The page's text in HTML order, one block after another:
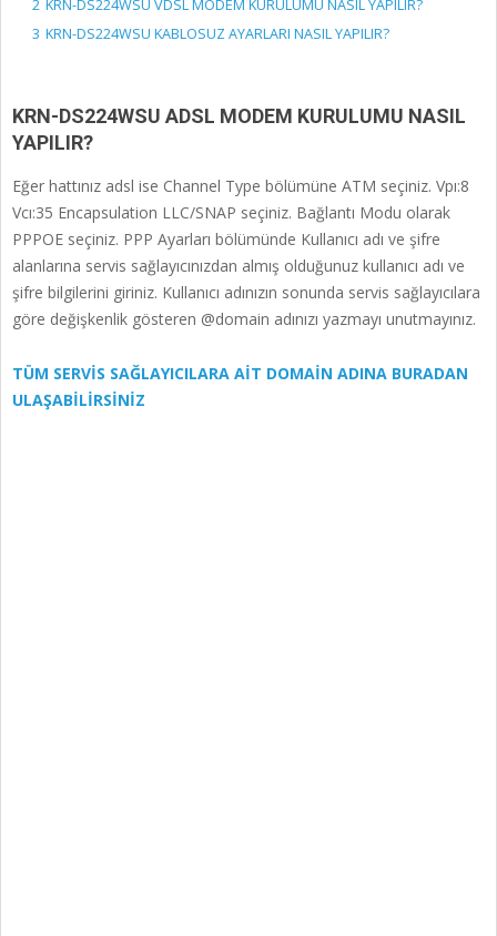
2 KRN-DS224WSU VDSL MODEM KURULUMU NASIL YAPILIR?
3 KRN-DS224WSU KABLOSUZ AYARLARI NASIL YAPILIR?
KRN-DS224WSU ADSL MODEM KURULUMU NASIL
YAPILIR?
Eğer hattınız adsl ise Channel Type bölümüne ATM seçiniz. Vpı:8
Vcı:35 Encapsulation LLC/SNAP seçiniz. Bağlantı Modu olarak
PPPOE seçiniz. PPP Ayarları bölümünde Kullanıcı adı ve şifre
alanlarına servis sağlayıcınızdan almış olduğunuz kullanıcı adı ve
şifre bilgilerini giriniz. Kullanıcı adınızın sonunda servis sağlayıcılara
göre değişkenlik gösteren @domain adınızı yazmayı unutmayınız.
TÜM SERVİS SAĞLAYICILARA AİT DOMAİN ADINA BURADAN
ULAŞABİLİRSİNİZ